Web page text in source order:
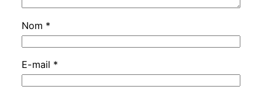
Nom *
E-mail *